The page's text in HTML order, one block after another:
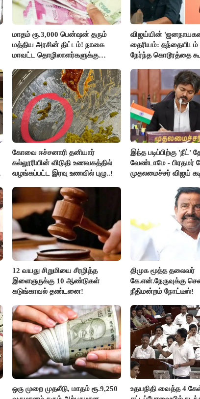
மாதம் ரூ.3,000 பென்ஷன் தரும்
மத்திய அரசின் திட்டம்! நாகை
மாவட்ட தொழிலாளர்களுக்கு
செய்தி!
விஜய்யின்
தைரியம்: தந்தையிடம்
நேர்ந்த கொடூரத்தை
கோவை ஈச்சனாரி தனியார்
கல்லூரியின் விடுதி உணவகத்தில்
வழங்கப்பட்ட இரவு உணவில் புழு..!
இந்த படிப்பிற்கு 'நீட்'
வேண்டாமே - பிரதமர்
முதலமைச்சர் விஜய்
12 வயது சிறுமியை சீரழித்த
இளைஞருக்கு 10 ஆண்டுகள்
கடுங்காவல் தண்டனை!
திமுக மூத்த தலைவர்
கே.என்.நேருவுக்கு
நீதிமன்றம் நோட்டீஸ்!
ஒரு முறை முதலீடு, மாதம் ரூ.9,250
உதயநிதி வைத்த 4